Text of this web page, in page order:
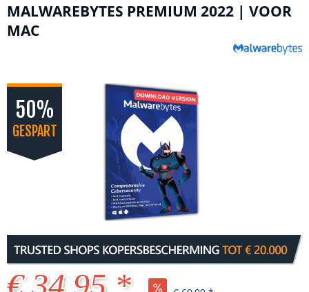
MALWAREBYTES PREMIUM 2022 | VOOR
MAC
50%
GESPART
€ 34,95 *